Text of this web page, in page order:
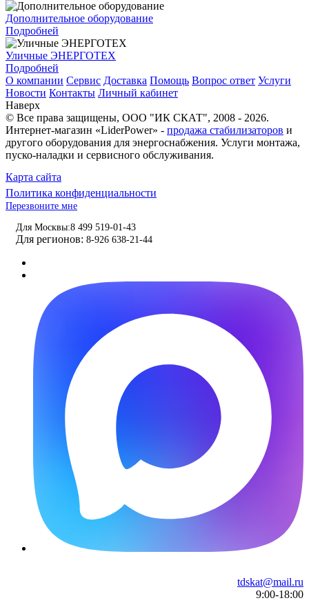
Дополнительное оборудование
Подробней
Уличные ЭНЕРГОТЕХ
Подробней
О компании Сервис Доставка Помощь Вопрос ответ Услуги
Новости Контакты Личный кабинет
Наверх
© Все права защищены, ООО "ИК СКАТ", 2008 - 2026.
Интернет-магазин «LiderPower» - продажа стабилизаторов и
другого оборудования для энергоснабжения. Услуги монтажа,
пуско-наладки и сервисного обслуживания.
Карта сайта
Политика конфиденциальности
Перезвоните мне
Для Москвы:8 499 519-01-43
Для регионов: 8-926 638-21-44
tdskat@mail.ru
9:00-18:00